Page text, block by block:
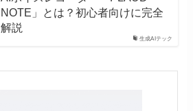
生成AIテック
NOTE」とは？初心者向けに完全
解説